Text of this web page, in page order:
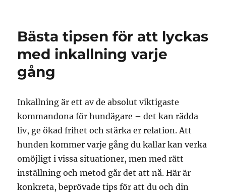
Bästa tipsen för att lyckas
med inkallning varje
gång
Inkallning är ett av de absolut viktigaste
kommandona för hundägare – det kan rädda
liv, ge ökad frihet och stärka er relation. Att
hunden kommer varje gång du kallar kan verka
omöjligt i vissa situationer, men med rätt
inställning och metod går det att nå. Här är
konkreta, beprövade tips för att du och din